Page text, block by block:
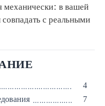
механически: в вашей
с реальными
4
7